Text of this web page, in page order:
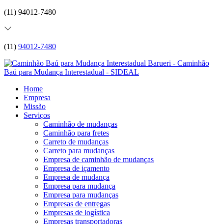
(11) 94012-7480
(11) 94012-7480
Home
Empresa
Missão
Serviços
Caminhão de mudanças
Caminhão para fretes
Carreto de mudanças
Carreto para mudanças
Empresa de caminhão de mudanças
Empresa de içamento
Empresa de mudança
Empresa para mudança
Empresa para mudanças
Empresas de entregas
Empresas de logística
Empresas transportadoras